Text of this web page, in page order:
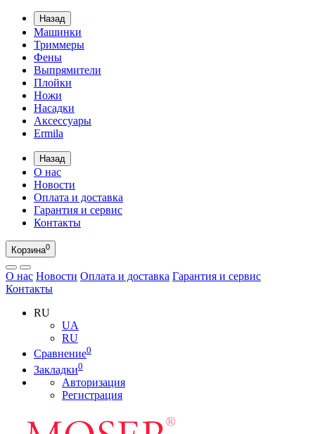
Назад
Машинки
Триммеры
Фены
Выпрямители
Плойки
Ножи
Насадки
Аксессуары
Ermila
Назад
О нас
Новости
Оплата и доставка
Гарантия и сервис
Контакты
Корзина0
О нас Новости Оплата и доставка Гарантия и сервис
Контакты
RU
UA
RU
Сравнение0
Закладки0
Авторизация
Регистрация